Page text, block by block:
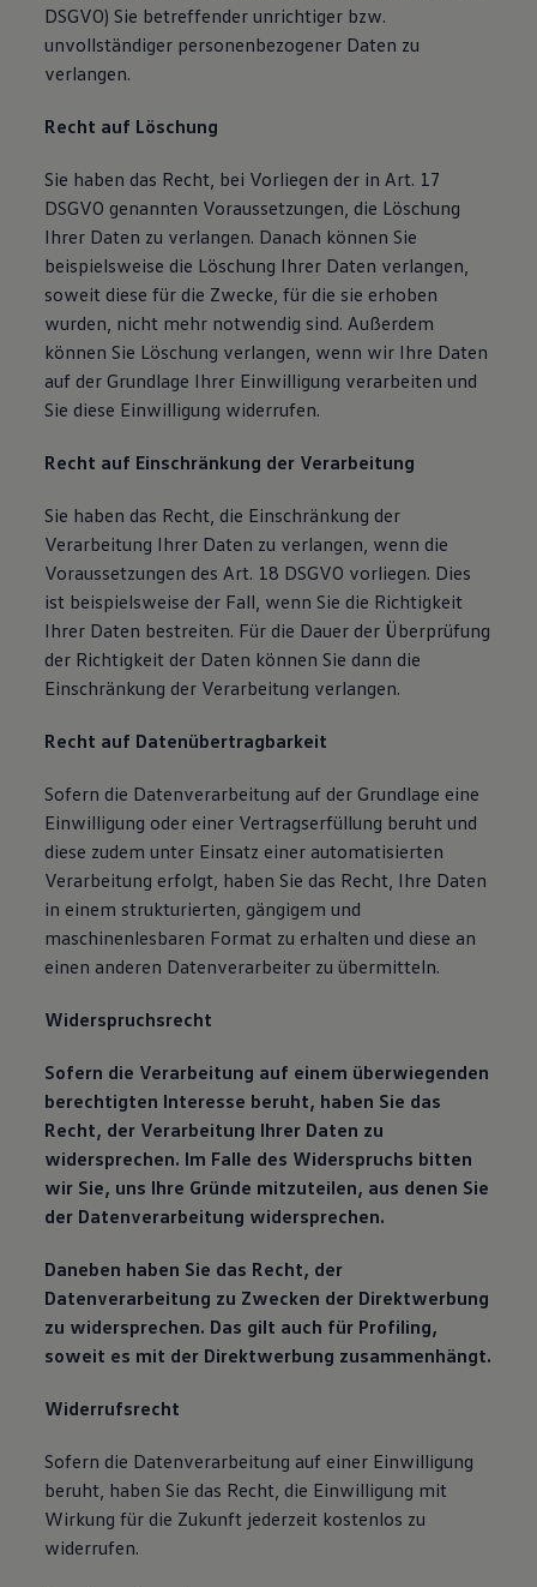
DSGVO) Sie betreffender unrichtiger bzw.
unvollständiger personenbezogener Daten zu
verlangen.
Recht auf Löschung
Sie haben das Recht, bei Vorliegen der in Art. 17
DSGVO genannten Voraussetzungen, die Löschung
Ihrer Daten zu verlangen. Danach können Sie
beispielsweise die Löschung Ihrer Daten verlangen,
soweit diese für die Zwecke, für die sie erhoben
wurden, nicht mehr notwendig sind. Außerdem
können Sie Löschung verlangen, wenn wir Ihre Daten
auf der Grundlage Ihrer Einwilligung verarbeiten und
Sie diese Einwilligung widerrufen.
Recht auf Einschränkung der Verarbeitung
Sie haben das Recht, die Einschränkung der
Verarbeitung Ihrer Daten zu verlangen, wenn die
Voraussetzungen des Art. 18 DSGVO vorliegen. Dies
ist beispielsweise der Fall, wenn Sie die Richtigkeit
Ihrer Daten bestreiten. Für die Dauer der Überprüfung
der Richtigkeit der Daten können Sie dann die
Einschränkung der Verarbeitung verlangen.
Recht auf Datenübertragbarkeit
Sofern die Datenverarbeitung auf der Grundlage eine
Einwilligung oder einer Vertragserfüllung beruht und
diese zudem unter Einsatz einer automatisierten
Verarbeitung erfolgt, haben Sie das Recht, Ihre Daten
in einem strukturierten, gängigem und
maschinenlesbaren Format zu erhalten und diese an
einen anderen Datenverarbeiter zu übermitteln.
Widerspruchsrecht
Sofern die Verarbeitung auf einem überwiegenden
berechtigten Interesse beruht, haben Sie das
Recht, der Verarbeitung Ihrer Daten zu
widersprechen. Im Falle des Widerspruchs bitten
wir Sie, uns Ihre Gründe mitzuteilen, aus denen Sie
der Datenverarbeitung widersprechen.
Daneben haben Sie das Recht, der
Datenverarbeitung zu Zwecken der Direktwerbung
zu widersprechen. Das gilt auch für Profiling,
soweit es mit der Direktwerbung zusammenhängt.
Widerrufsrecht
Sofern die Datenverarbeitung auf einer Einwilligung
beruht, haben Sie das Recht, die Einwilligung mit
Wirkung für die Zukunft jederzeit kostenlos zu
widerrufen.